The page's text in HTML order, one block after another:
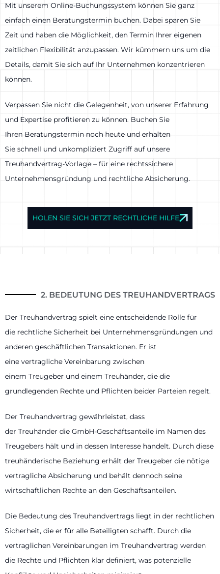
Mit unserem Online-Buchungssystem können Sie ganz
einfach einen Beratungstermin buchen. Dabei sparen Sie
Zeit und haben die Möglichkeit, den Termin Ihrer eigenen
zeitlichen Flexibilität anzupassen. Wir kümmern uns um die
Details, damit Sie sich auf Ihr Unternehmen konzentrieren
können.
Verpassen Sie nicht die Gelegenheit, von unserer Erfahrung
und Expertise profitieren zu können. Buchen Sie
Ihren Beratungstermin noch heute und erhalten
Sie schnell und unkompliziert Zugriff auf unsere
Treuhandvertrag-Vorlage – für eine rechtssichere
Unternehmensgründung und rechtliche Absicherung.
HOLEN SIE SICH JETZT RECHTLICHE HILFE
2. BEDEUTUNG DES TREUHANDVERTRAGS
Der Treuhandvertrag spielt eine entscheidende Rolle für
die rechtliche Sicherheit bei Unternehmensgründungen und
anderen geschäftlichen Transaktionen. Er ist
eine vertragliche Vereinbarung zwischen
einem Treugeber und einem Treuhänder, die die
grundlegenden Rechte und Pflichten beider Parteien regelt.
Der Treuhandvertrag gewährleistet, dass
der Treuhänder die GmbH-Geschäftsanteile im Namen des
Treugebers hält und in dessen Interesse handelt. Durch diese
treuhänderische Beziehung erhält der Treugeber die nötige
vertragliche Absicherung und behält dennoch seine
wirtschaftlichen Rechte an den Geschäftsanteilen.
Die Bedeutung des Treuhandvertrags liegt in der rechtlichen
Sicherheit, die er für alle Beteiligten schafft. Durch die
vertraglichen Vereinbarungen im Treuhandvertrag werden
die Rechte und Pflichten klar definiert, was potenzielle